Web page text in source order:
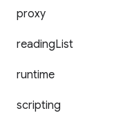
proxy
readingList
runtime
scripting